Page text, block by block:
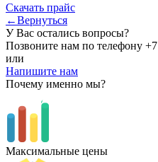
Скачать прайс
←Вернуться
У Вас остались вопросы?
Позвоните нам по телефону
или
Напишите нам
Почему именно мы?
Максимальные цены